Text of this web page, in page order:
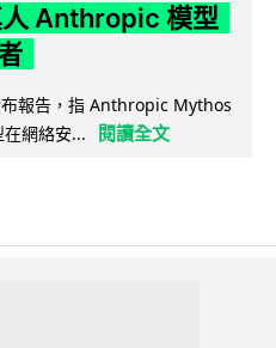
Anthropic 模型
報告，指 Anthropic Mythos
網絡安...
閱讀全文